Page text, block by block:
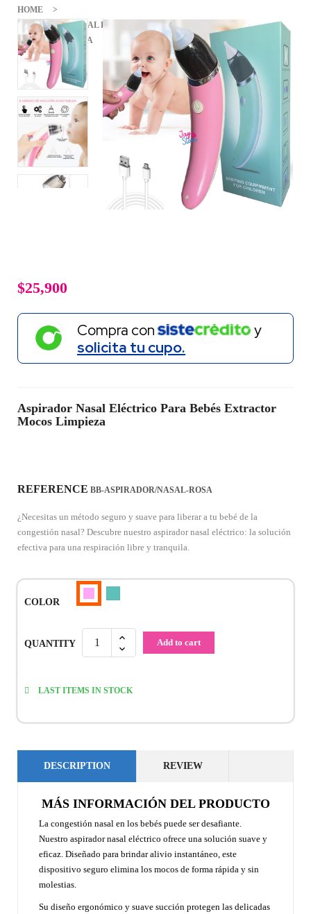
HOME
ASPIRADOR NASAL ELÉCTRICO PARA BEBÉS EXTRACTOR
MOCOS LIMPIEZA
$25,900
Compra con
y
solicita tu cupo.
Aspirador Nasal Eléctrico Para Bebés Extractor
Mocos Limpieza
REFERENCE BB-ASPIRADOR/NASAL-ROSA
¿Necesitas un método seguro y suave para liberar a tu bebé de la
congestión nasal? Descubre nuestro aspirador nasal eléctrico: la solución
efectiva para una respiración libre y tranquila.
COLOR
QUANTITY Add to cart
LAST ITEMS IN STOCK
DESCRIPTION REVIEW
MÁS INFORMACIÓN DEL PRODUCTO
La congestión nasal en los bebés puede ser desafiante.
Nuestro aspirador nasal eléctrico ofrece una solución suave y
eficaz. Diseñado para brindar alivio instantáneo, este
dispositivo seguro elimina los mocos de forma rápida y sin
molestias.
Su diseño ergonómico y suave succión protegen las delicadas